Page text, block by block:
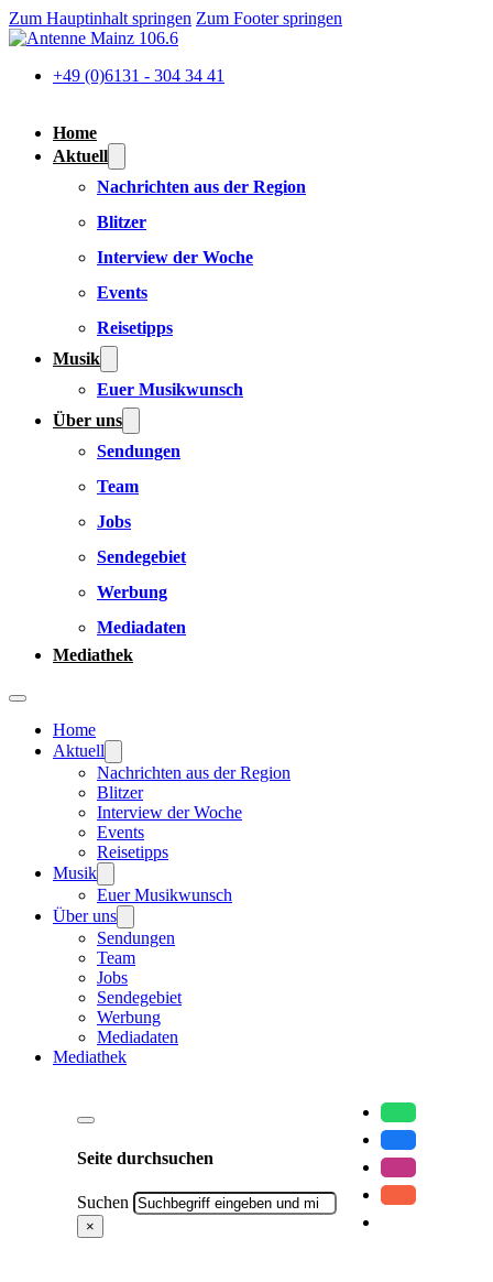
Zum Hauptinhalt springen Zum Footer springen
+49 (0)6131 - 304 34 41
Home
Aktuell
Nachrichten aus der Region
Blitzer
Interview der Woche
Events
Reisetipps
Musik
Euer Musikwunsch
Über uns
Sendungen
Team
Jobs
Sendegebiet
Werbung
Mediadaten
Mediathek
Home
Aktuell
Nachrichten aus der Region
Blitzer
Interview der Woche
Events
Reisetipps
Musik
Euer Musikwunsch
Über uns
Sendungen
Team
Jobs
Sendegebiet
Werbung
Mediadaten
Mediathek
Seite durchsuchen
Suchen
×